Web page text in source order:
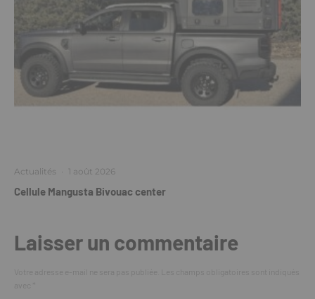
Actualités · 1 août 2026
Cellule Mangusta Bivouac center
Laisser un commentaire